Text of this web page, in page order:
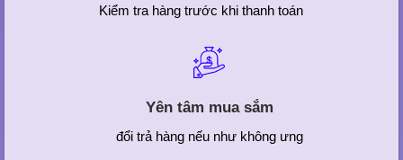
Kiểm tra hàng trước khi thanh toán
Yên tâm mua sắm
đổi trả hàng nếu như không ưng